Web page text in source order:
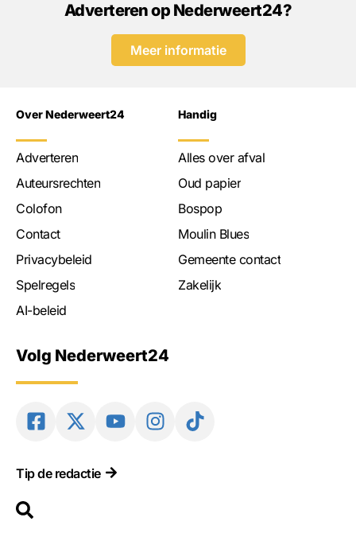
Adverteren op Nederweert24?
Meer informatie
Over Nederweert24
Adverteren
Auteursrechten
Colofon
Contact
Privacybeleid
Spelregels
AI-beleid
Handig
Alles over afval
Oud papier
Bospop
Moulin Blues
Gemeente contact
Zakelijk
Volg Nederweert24
Tip de redactie